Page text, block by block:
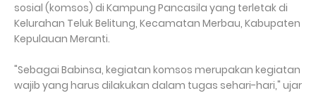
sosial (komsos) di Kampung Pancasila yang terletak di
Kelurahan Teluk Belitung, Kecamatan Merbau, Kabupaten
Kepulauan Meranti.
"Sebagai Babinsa, kegiatan komsos merupakan kegiatan
wajib yang harus dilakukan dalam tugas sehari-hari," ujar